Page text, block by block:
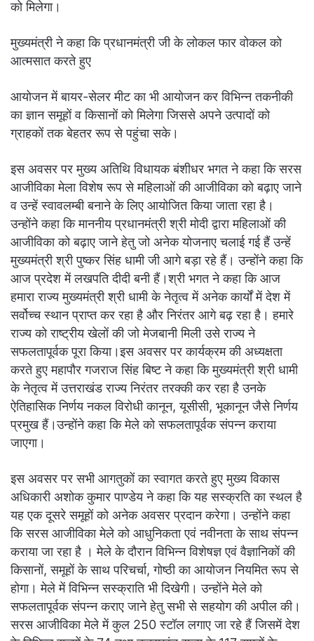
को मिलेगा।
मुख्यमंत्री ने कहा कि प्रधानमंत्री जी के लोकल फार वोकल को
आत्मसात करते हुए
आयोजन में बायर-सेलर मीट का भी आयोजन कर विभिन्न तकनीकी
का ज्ञान समूहों व किसानों को मिलेगा जिससे अपने उत्पादों को
ग्राहकों तक बेहतर रूप से पहुंचा सके।
इस अवसर पर मुख्य अतिथि विधायक बंशीधर भगत ने कहा कि सरस
आजीविका मेला विशेष रूप से महिलाओं की आजीविका को बढ़ाए जाने
व उन्हें स्वावलम्बी बनाने के लिए आयोजित किया जाता रहा है।
उन्होंने कहा कि माननीय प्रधानमंत्री श्री मोदी द्वारा महिलाओं की
आजीविका को बढ़ाए जाने हेतु जो अनेक योजनाए चलाई गई हैं उन्हें
मुख्यमंत्री श्री पुष्कर सिंह धामी जी आगे बड़ा रहे हैं। उन्होंने कहा कि
आज प्रदेश में लखपति दीदी बनी हैं।श्री भगत ने कहा कि आज
हमारा राज्य मुख्यमंत्री श्री धामी के नेतृत्व में अनेक कार्यों में देश में
सर्वोच्च स्थान प्राप्त कर रहा है और निरंतर आगे बढ़ रहा है। हमारे
राज्य को राष्ट्रीय खेलों की जो मेजबानी मिली उसे राज्य ने
सफलतापूर्वक पूरा किया।इस अवसर पर कार्यक्रम की अध्यक्षता
करते हुए महापौर गजराज सिंह बिष्ट ने कहा कि मुख्यमंत्री श्री धामी
के नेतृत्व में उत्तराखंड राज्य निरंतर तरक्की कर रहा है उनके
ऐतिहासिक निर्णय नकल विरोधी कानून, यूसीसी, भूकानून जैसे निर्णय
प्रमुख हैं।उन्होंने कहा कि मेले को सफलतापूर्वक संपन्न कराया
जाएगा।
इस अवसर पर सभी आगतुकों का स्वागत करते हुए मुख्य विकास
अधिकारी अशोक कुमार पाण्डेय ने कहा कि यह सस्क्रति का स्थल है
यह एक दूसरे समूहों को अनेक अवसर प्रदान करेगा। उन्होंने कहा
कि सरस आजीविका मेले को आधुनिकता एवं नवीनता के साथ संपन्न
कराया जा रहा है । मेले के दौरान विभिन्न विशेषज्ञ एवं वैज्ञानिकों की
किसानों, समूहों के साथ परिचर्चा, गोष्ठी का आयोजन नियमित रूप से
होगा। मेले में विभिन्न सस्क्राति भी दिखेगी। उन्होंने मेले को
सफलतापूर्वक संपन्न कराए जाने हेतु सभी से सहयोग की अपील की।
सरस आजीविका मेले में कुल 250 स्टॉल लगाए जा रहे हैं जिसमें देश